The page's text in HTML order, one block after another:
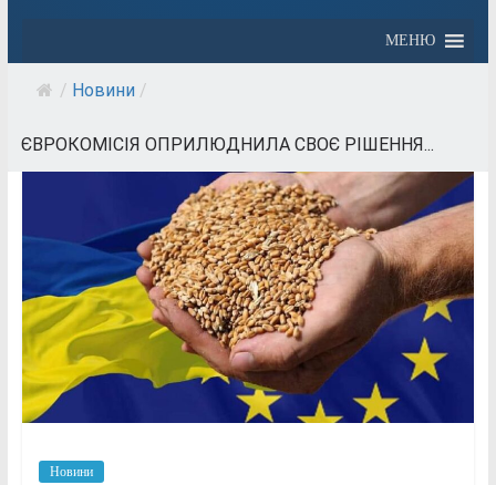
МЕНЮ
/ Новини /
ЄВРОКОМІСІЯ ОПРИЛЮДНИЛА СВОЄ РІШЕННЯ...
Новини